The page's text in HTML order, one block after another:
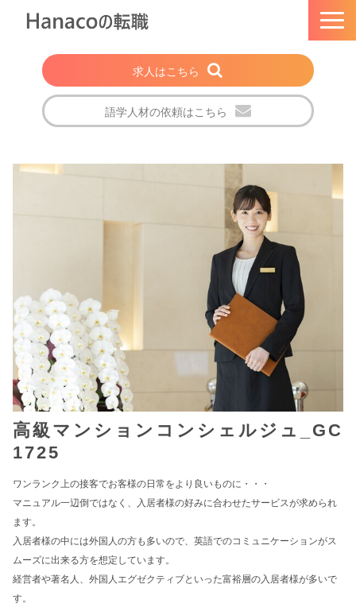
求人はこちら
語学人材の依頼はこちら
注目の求人特集
転職成功者の声
ブログ
高級マンションコンシェルジュ_GC
1725
ワンランク上の接客でお客様の日常をより良いものに・・・
マニュアル一辺倒ではなく、入居者様の好みに合わせたサービスが求められ
ます。
入居者様の中には外国人の方も多いので、英語でのコミュニケーションがス
ムーズに出来る方を想定しています。
経営者や著名人、外国人エグゼクティブといった富裕層の入居者様が多いで
す。